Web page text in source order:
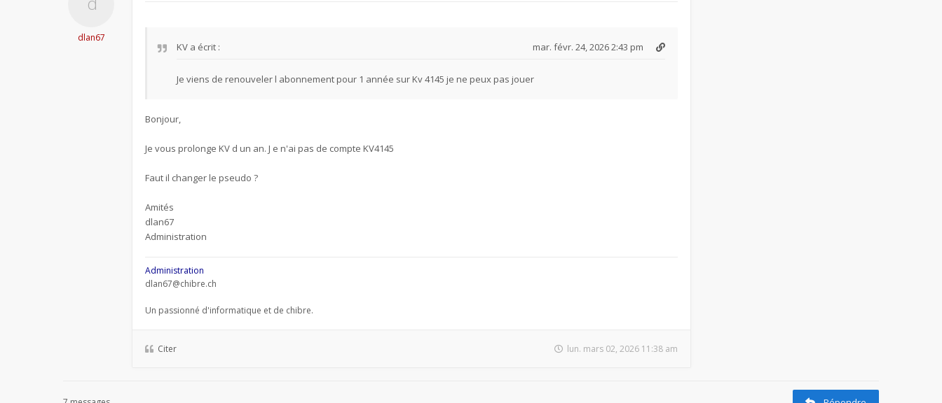
dlan67
KV a écrit : mar. févr. 24, 2026 2:43 pm
Je viens de renouveler l abonnement pour 1 année sur Kv 4145 je ne peux pas jouer
Bonjour,
Je vous prolonge KV d un an. J e n'ai pas de compte KV4145
Faut il changer le pseudo ?
Amités
dlan67
Administration
Administration
dlan67@chibre.ch
Un passionné d'informatique et de chibre.
Citer lun. mars 02, 2026 11:38 am